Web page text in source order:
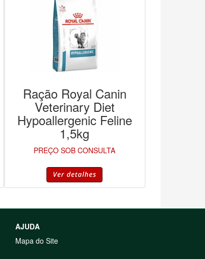
Ração Royal Canin
Veterinary Diet
Hypoallergenic Feline
1,5kg
PREÇO SOB CONSULTA
AJUDA
Mapa do Site